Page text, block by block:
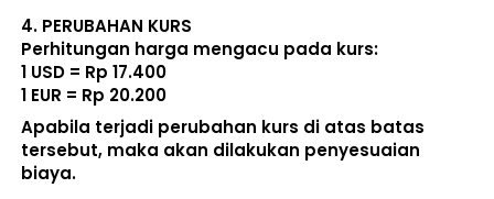
4. PERUBAHAN KURS
Perhitungan harga mengacu pada kurs:
1 USD = Rp 17.400
1 EUR = Rp 20.200
Apabila terjadi perubahan kurs di atas batas
tersebut, maka akan dilakukan penyesuaian
biaya.